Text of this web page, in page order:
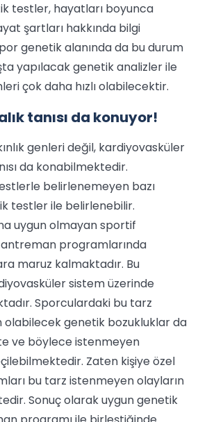
testler, hayatları boyunca
şartları hakkında bilgi
genetik alanında da bu durum
yapılacak genetik analizler ile
çok daha hızlı olabilecektir.
tanısı da konuyor!
genleri değil, kardiyovasküler
da konabilmektedir.
belirlenemeyen bazı
testler ile belirlenebilir.
uygun olmayan sportif
programlarında
maruz kalmaktadır. Bu
sistem üzerinde
Sporculardaki bu tarz
olabilecek genetik bozukluklar da
ve böylece istenmeyen
Zaten kişiye özel
bu tarz istenmeyen olayların
Sonuç olarak uygun genetik